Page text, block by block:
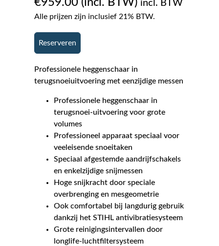
€959.00 incl. BTW
Alle prijzen zijn inclusief 21% BTW.
Reserveren
Professionele heggenschaar in
terugsnoeiuitvoering met eenzijdige messen
Professionele heggenschaar in
terugsnoei-uitvoering voor grote
volumes
Professioneel apparaat speciaal voor
veeleisende snoeitaken
Speciaal afgestemde aandrijfschakels
en enkelzijdige snijmessen
Hoge snijkracht door speciale
overbrenging en mesgeometrie
Ook comfortabel bij langdurig gebruik
dankzij het STIHL antivibratiesysteem
Grote reinigingsintervallen door
longlife-luchtfiltersysteem